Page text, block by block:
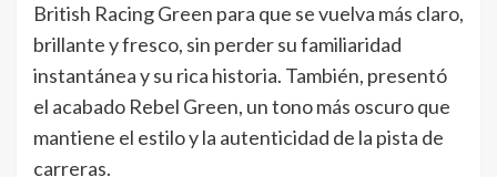
British Racing Green para que se vuelva más claro,
brillante y fresco, sin perder su familiaridad
instantánea y su rica historia. También, presentó
el acabado Rebel Green, un tono más oscuro que
mantiene el estilo y la autenticidad de la pista de
carreras.